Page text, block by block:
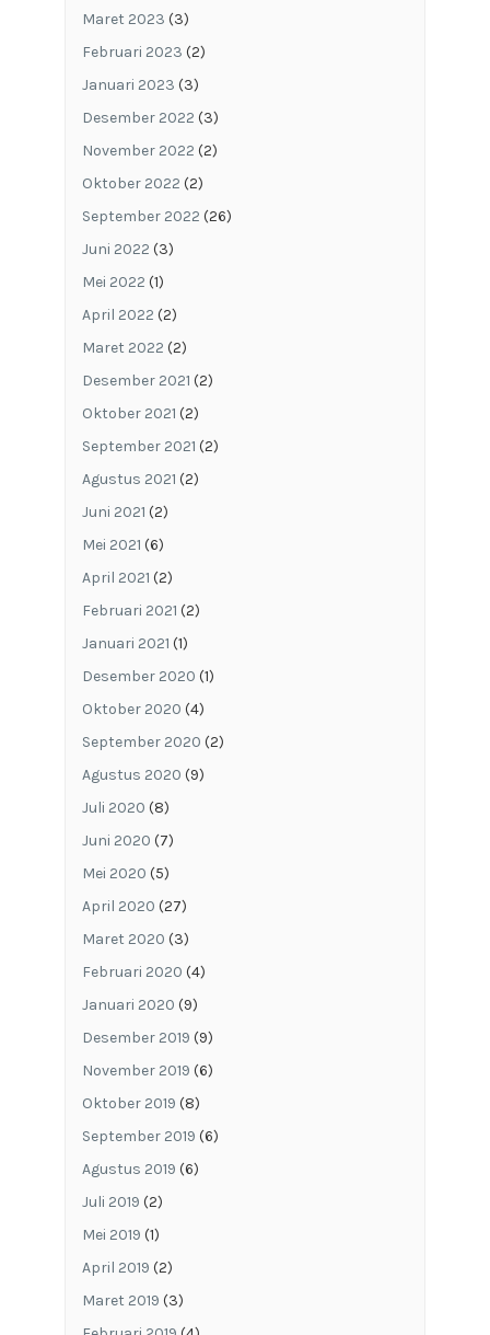
Maret 2023 (3)
Februari 2023 (2)
Januari 2023 (3)
Desember 2022 (3)
November 2022 (2)
Oktober 2022 (2)
September 2022 (26)
Juni 2022 (3)
Mei 2022 (1)
April 2022 (2)
Maret 2022 (2)
Desember 2021 (2)
Oktober 2021 (2)
September 2021 (2)
Agustus 2021 (2)
Juni 2021 (2)
Mei 2021 (6)
April 2021 (2)
Februari 2021 (2)
Januari 2021 (1)
Desember 2020 (1)
Oktober 2020 (4)
September 2020 (2)
Agustus 2020 (9)
Juli 2020 (8)
Juni 2020 (7)
Mei 2020 (5)
April 2020 (27)
Maret 2020 (3)
Februari 2020 (4)
Januari 2020 (9)
Desember 2019 (9)
November 2019 (6)
Oktober 2019 (8)
September 2019 (6)
Agustus 2019 (6)
Juli 2019 (2)
Mei 2019 (1)
April 2019 (2)
Maret 2019 (3)